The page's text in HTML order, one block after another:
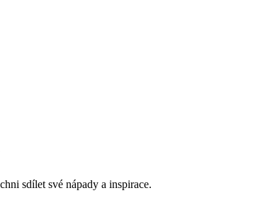
sdílet své nápady a inspirace.